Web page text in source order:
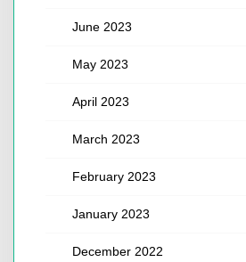
June 2023
May 2023
April 2023
March 2023
February 2023
January 2023
December 2022